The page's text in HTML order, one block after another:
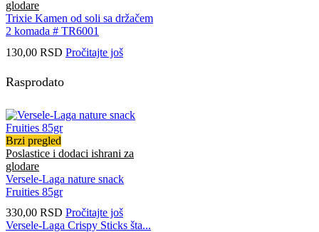
glodare
Trixie Kamen od soli sa držačem
2 komada # TR6001
130,00 RSD Pročitajte još
Rasprodato
Brzi pregled
Poslastice i dodaci ishrani za
glodare
Versele-Laga nature snack
Fruities 85gr
330,00 RSD Pročitajte još
Versele-Laga Crispy Sticks šta...